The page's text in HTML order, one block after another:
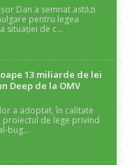
Dan a semnat astăzi
pentru legea
situației de c...
13 miliarde de lei
Deep de la OMV
a adoptat, în calitate
de lege privind
bug...